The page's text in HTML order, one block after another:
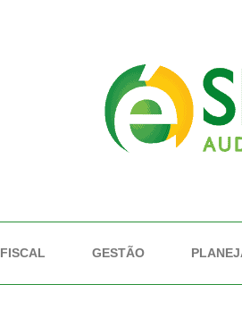
FISCAL GESTÃO